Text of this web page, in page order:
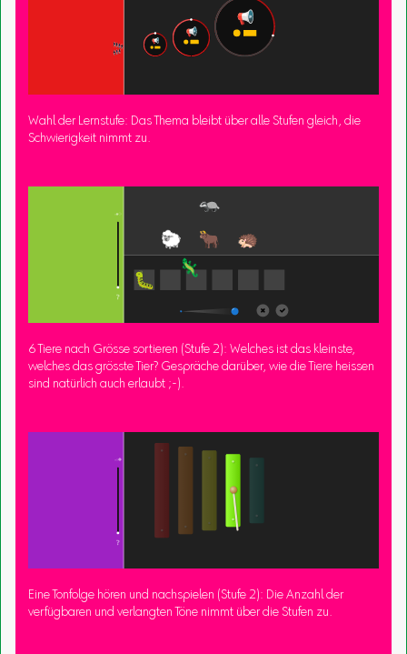
Wahl der Lernstufe: Das Thema bleibt über alle Stufen gleich, die
Schwierigkeit nimmt zu.
6 Tiere nach Grösse sortieren (Stufe 2): Welches ist das kleinste,
welches das grösste Tier? Gespräche darüber, wie die Tiere heissen
sind natürlich auch erlaubt ;-).
Eine Tonfolge hören und nachspielen (Stufe 2): Die Anzahl der
verfügbaren und verlangten Töne nimmt über die Stufen zu.